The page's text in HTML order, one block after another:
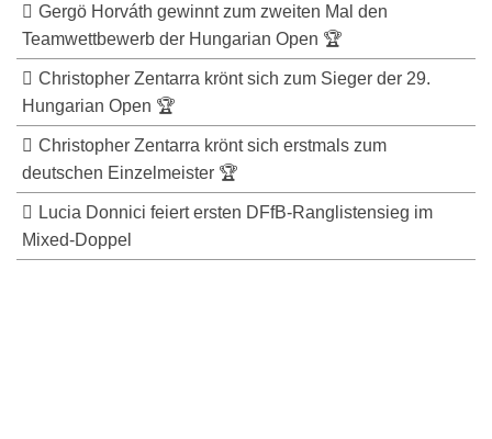
Gergö Horváth gewinnt zum zweiten Mal den
Teamwettbewerb der Hungarian Open 🏆
Christopher Zentarra krönt sich zum Sieger der 29.
Hungarian Open 🏆
Christopher Zentarra krönt sich erstmals zum
deutschen Einzelmeister 🏆
Lucia Donnici feiert ersten DFfB-Ranglistensieg im
Mixed-Doppel